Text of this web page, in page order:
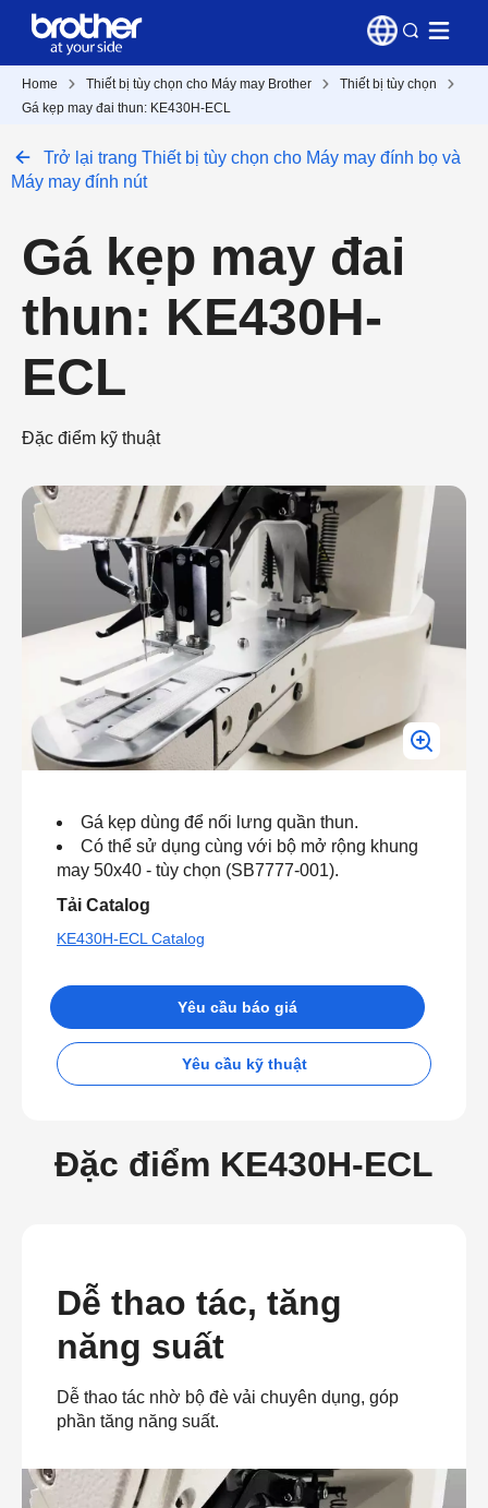
Home Thiết bị tùy chọn cho Máy may Brother
Thiết bị tùy chọn
Gá kẹp may đai thun: KE430H-ECL
Trở lại trang Thiết bị tùy chọn cho Máy may đính bọ và
Máy may đính nút
Gá kẹp may đai
thun: KE430H-
ECL
Đặc điểm kỹ thuật
Gá kẹp dùng để nối lưng quần thun.
Có thể sử dụng cùng với bộ mở rộng khung
may 50x40 - tùy chọn (SB7777-001).
Tải Catalog
KE430H-ECL Catalog
Yêu cầu báo giá
Yêu cầu kỹ thuật
Đặc điểm KE430H-ECL
Dễ thao tác, tăng
năng suất
Dễ thao tác nhờ bộ đè vải chuyên dụng, góp
phần tăng năng suất.